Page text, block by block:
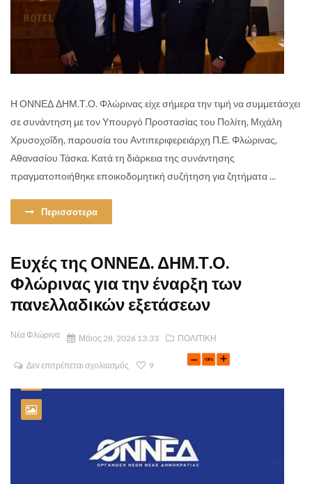
Η ΟΝΝΕΔ ΔΗΜ.Τ.Ο. Φλώρινας είχε σήμερα την τιμή να συμμετάσχει
σε συνάντηση με τον Υπουργό Προστασίας του Πολίτη, Μιχάλη
Χρυσοχοΐδη, παρουσία του Αντιπεριφερειάρχη Π.Ε. Φλώρινας,
Αθανασίου Τάσκα. Κατά τη διάρκεια της συνάντησης
πραγματοποιήθηκε εποικοδομητική συζήτηση για ζητήματα ...
Περισσοτερα
Ευχές της ΟΝΝΕΔ. ΔΗΜ.Τ.Ο.
Φλώρινας για την έναρξη των
πανελλαδικών εξετάσεων
Νέα Φλώρινα Μάιος 28, 2026 13:33 ΠΟΛΙΤΙΚΗ
Δεν επιτρέπεται σχολιασμός 9